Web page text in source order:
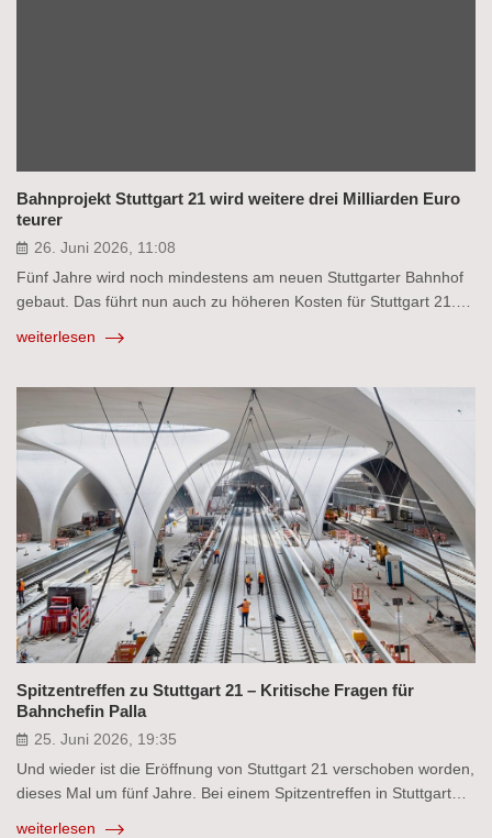
Bahnprojekt Stuttgart 21 wird weitere drei Milliarden Euro
teurer
26. Juni 2026, 11:08
Fünf Jahre wird noch mindestens am neuen Stuttgarter Bahnhof
gebaut. Das führt nun auch zu höheren Kosten für Stuttgart 21.…
weiterlesen
Spitzentreffen zu Stuttgart 21 – Kritische Fragen für
Bahnchefin Palla
25. Juni 2026, 19:35
Und wieder ist die Eröffnung von Stuttgart 21 verschoben worden,
dieses Mal um fünf Jahre. Bei einem Spitzentreffen in Stuttgart…
weiterlesen